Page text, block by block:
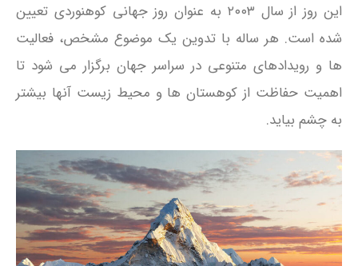
این روز از سال ۲۰۰۳ به عنوان روز جهانی کوهنوردی تعیین
شده است. هر ساله با تدوین یک موضوع مشخص، فعالیت‌
ها و رویدادهای متنوعی در سراسر جهان برگزار می‌ شود تا
اهمیت حفاظت از کوهستان‌ ها و محیط زیست آنها بیشتر
به چشم بیاید.